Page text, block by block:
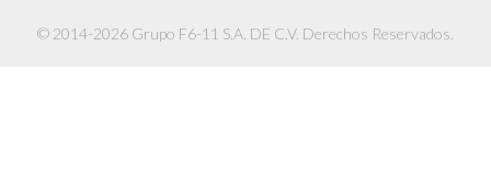
© 2014-2026 Grupo F6-11 S.A. DE C.V. Derechos Reservados.